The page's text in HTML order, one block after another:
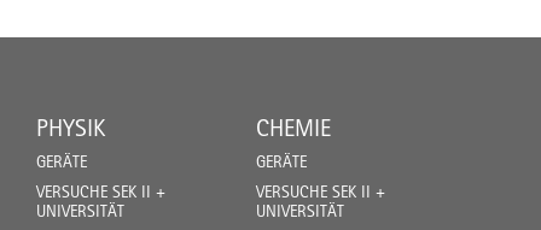
PHYSIK
GERÄTE
VERSUCHE SEK II +
UNIVERSITÄT
CHEMIE
GERÄTE
VERSUCHE SEK II +
UNIVERSITÄT